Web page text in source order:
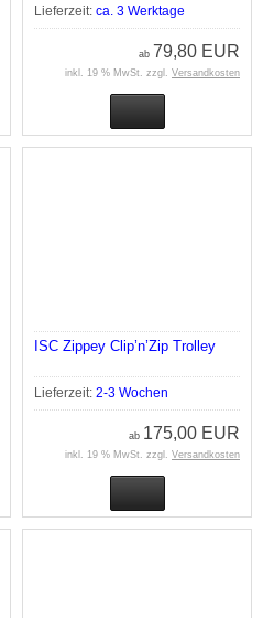
Lieferzeit: ca. 3 Werktage
ab 79,80 EUR
inkl. 19 % MwSt. zzgl. Versandkosten
ISC Zippey Clip’n’Zip Trolley
Lieferzeit: 2-3 Wochen
ab 175,00 EUR
inkl. 19 % MwSt. zzgl. Versandkosten